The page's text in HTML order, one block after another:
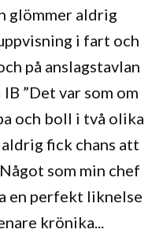
glömmer aldrig
i fart och
på anslagstavlan
”Det var som om
och boll i två olika
fick chans att
som min chef
en perfekt liknelse
krönika...